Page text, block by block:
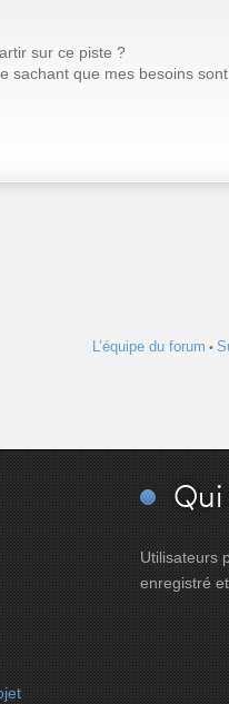
sur ce piste ?
sachant que mes besoins
L’équipe du forum •
Qui
Utilisateurs
enregistré